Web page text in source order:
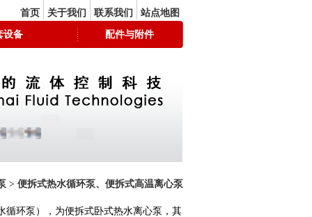
首页 关于我们 联系我们 站点地图
设备 配件与附件
> 便拆式热水循环泵、便拆式高温离心泵
循环泵），为便拆式卧式热水离心泵，其